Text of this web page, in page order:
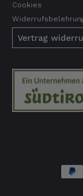
Cookies
Vertrag